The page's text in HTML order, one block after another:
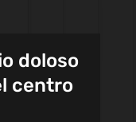
doloso
centro